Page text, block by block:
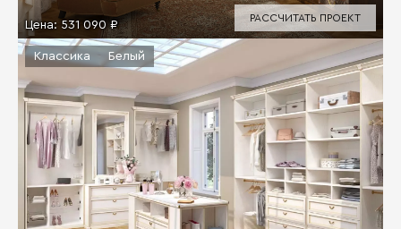
Цена: 531 090 ₽
РАССЧИТАТЬ ПРОЕКТ
Классика Белый